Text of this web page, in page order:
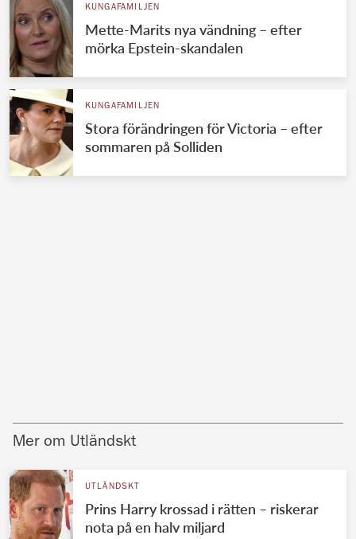
KUNGAFAMILJEN
Mette-Marits nya vändning – efter
mörka Epstein-skandalen
KUNGAFAMILJEN
Stora förändringen för Victoria – efter
sommaren på Solliden
Mer om Utländskt
UTLÄNDSKT
Prins Harry krossad i rätten – riskerar
nota på en halv miljard